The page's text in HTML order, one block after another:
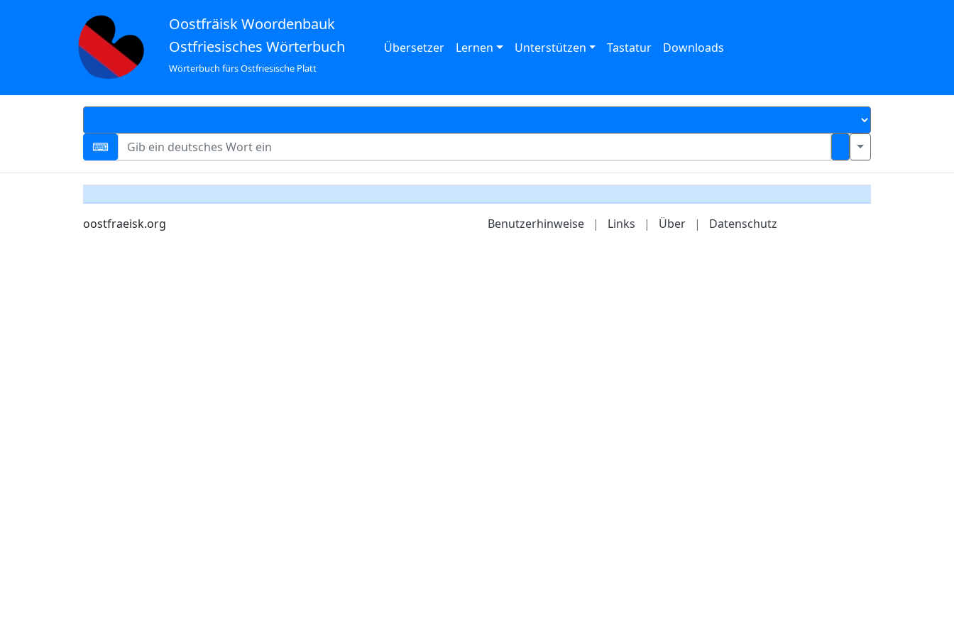
Oostfräisk Woordenbauk
Ostfriesisches Wörterbuch
Wörterbuch fürs Ostfriesische Platt
Übersetzer Lernen Unterstützen Tastatur Downloads
oostfraeisk.org Benutzerhinweise | Links | Über | Datenschutz